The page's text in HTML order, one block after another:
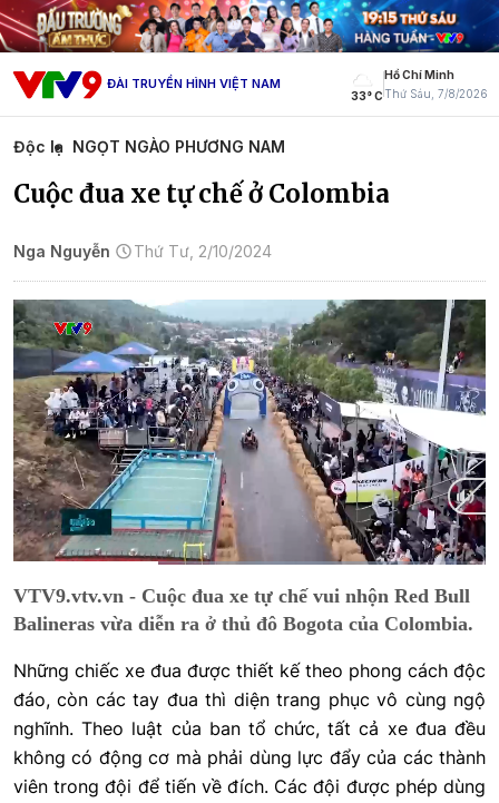
ĐÀI TRUYỀN HÌNH VIỆT NAM
33° C
Hồ Chí Minh
Thứ Sáu, 7/8/2026
Độc lạ NGỌT NGÀO PHƯƠNG NAM
Cuộc đua xe tự chế ở Colombia
Nga Nguyễn Thứ Tư, 2/10/2024
VTV9.vtv.vn - Cuộc đua xe tự chế vui nhộn Red Bull
Balineras vừa diễn ra ở thủ đô Bogota của Colombia.
Những chiếc xe đua được thiết kế theo phong cách độc
đáo, còn các tay đua thì diện trang phục vô cùng ngộ
nghĩnh. Theo luật của ban tổ chức, tất cả xe đua đều
không có động cơ mà phải dùng lực đẩy của các thành
viên trong đội để tiến về đích. Các đội được phép dùng